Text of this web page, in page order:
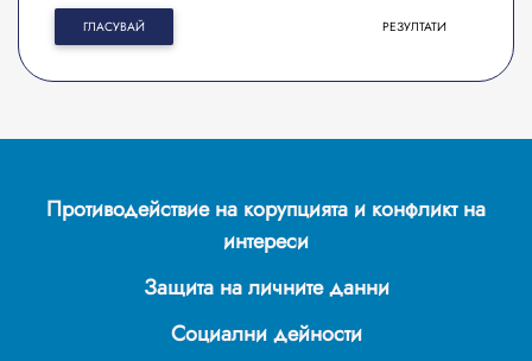
ГЛАСУВАЙ РЕЗУЛТАТИ
Противодействие на корупцията и конфликт на
интереси
Защита на личните данни
Социални дейности